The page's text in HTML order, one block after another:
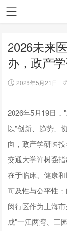
2026未来
办，政产
2026年5月21日
2026年5月19日，
以"创新、趋势、
向，政产学研医
交通大学许树强
在于临床、健康
可及性与公平性
闵行区作为上海
成"一江两湾、三